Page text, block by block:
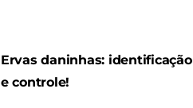
Ervas daninhas: identificação
e controle!